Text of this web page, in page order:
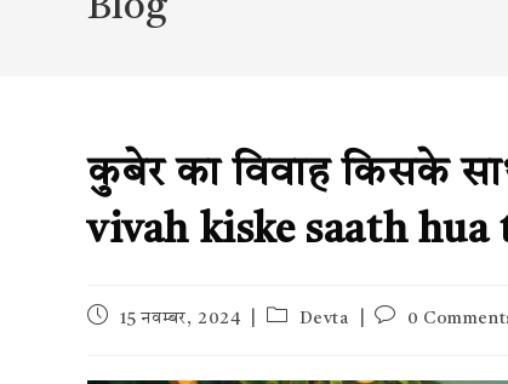
Blog
कुबेर का विवाह किसके
vivah kiske saath hua
Post15 नवम्बर, 2024
PostDevta
Post0